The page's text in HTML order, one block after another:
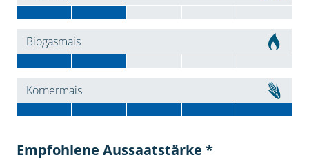
Biogasmais
Körnermais
Empfohlene Aussaatstärke *